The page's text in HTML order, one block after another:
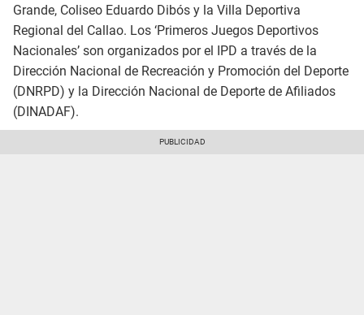
Grande, Coliseo Eduardo Dibós y la Villa Deportiva
Regional del Callao. Los ‘Primeros Juegos Deportivos
Nacionales’ son organizados por el IPD a través de la
Dirección Nacional de Recreación y Promoción del Deporte
(DNRPD) y la Dirección Nacional de Deporte de Afiliados
(DINADAF).